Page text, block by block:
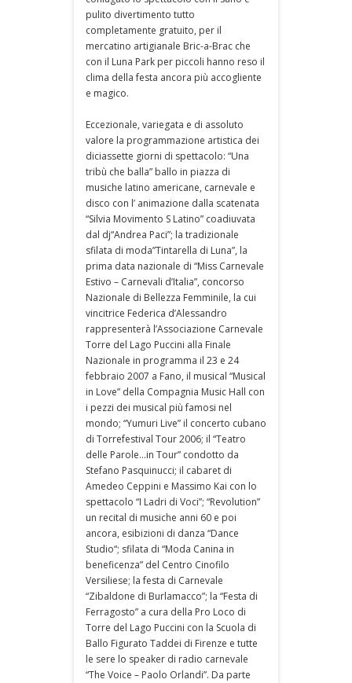
pulito divertimento tutto
completamente gratuito, per il
mercatino artigianale Bric-a-Brac che
con il Luna Park per piccoli hanno reso il
clima della festa ancora più accogliente
e magico.
Eccezionale, variegata e di assoluto
valore la programmazione artistica dei
diciassette giorni di spettacolo: “Una
tribù che balla” ballo in piazza di
musiche latino americane, carnevale e
disco con l’ animazione dalla scatenata
“Silvia Movimento S Latino” coadiuvata
dal dj“Andrea Paci”; la tradizionale
sfilata di moda”Tintarella di Luna”, la
prima data nazionale di “Miss Carnevale
Estivo – Carnevali d’Italia”, concorso
Nazionale di Bellezza Femminile, la cui
vincitrice Federica d’Alessandro
rappresenterà l’Associazione Carnevale
Torre del Lago Puccini alla Finale
Nazionale in programma il 23 e 24
febbraio 2007 a Fano, il musical “Musical
in Love” della Compagnia Music Hall con
i pezzi dei musical più famosi nel
mondo; “Yumuri Live” il concerto cubano
di Torrefestival Tour 2006; il “Teatro
delle Parole…in Tour” condotto da
Stefano Pasquinucci; il cabaret di
Amedeo Ceppini e Massimo Kai con lo
spettacolo “I Ladri di Voci”; “Revolution”
un recital di musiche anni 60 e poi
ancora, esibizioni di danza “Dance
Studio“; sfilata di “Moda Canina in
beneficenza” del Centro Cinofilo
Versiliese; la festa di Carnevale
“Zibaldone di Burlamacco”; la “Festa di
Ferragosto” a cura della Pro Loco di
Torre del Lago Puccini con la Scuola di
Ballo Figurato Taddei di Firenze e tutte
le sere lo speaker di radio carnevale
“The Voice – Paolo Orlandi”. Da parte